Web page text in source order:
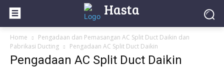
Hasta
Home
Pengadaan dan Pemasangan AC Split Duct Daikin dan
Pabrikasi Ducting
Pengadaan AC Split Duct Daikin
Pengadaan AC Split Duct Daikin